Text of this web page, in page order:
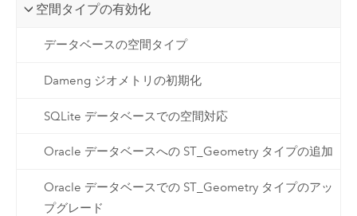
空間タイプの有効化
データベースの空間タイプ
Dameng ジオメトリの初期化
SQLite データベースでの空間対応
Oracle データベースへの ST_Geometry タイプの追加
Oracle データベースでの ST_Geometry タイプのアッ
プグレード